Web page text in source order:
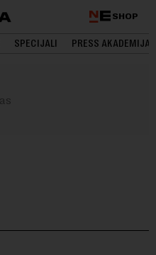
SHOP
SPECIJALI PRESS AKADEMIJA